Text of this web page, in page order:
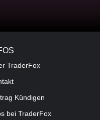
TraderFox
Kündigen
bei TraderFox